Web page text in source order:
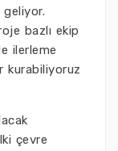
bazlı ekip
ilerleme
kurabiliyoruz
çevre